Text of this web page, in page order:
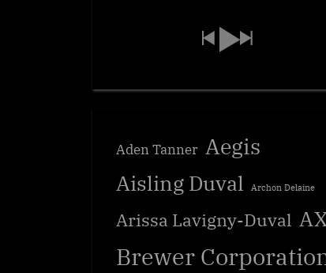
Aden Tanner Aegis
Aisling Duval Archon Delaine
Arissa Lavigny-Duval
Brewer